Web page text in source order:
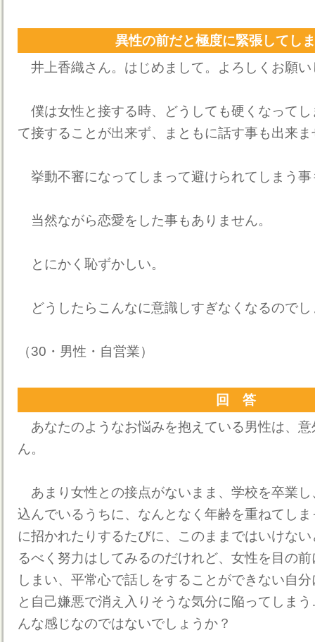
異性の前だと極度に緊張して
井上香織さん。はじめまして。よろしくお願い
僕は女性と接する時、どうしても硬くなって
て接することが出来ず、まともに話す事も出来ま
挙動不審になってしまって避けられてしまう事
当然ながら恋愛をした事もありません。
とにかく恥ずかしい。
どうしたらこんなに意識しすぎなくなるのでし
（30・男性・自営業）
回 答
あなたのようなお悩みを抱えている男性は、意
ん。
あまり女性との接点がないまま、学校を卒業
込んでいるうちに、なんとなく年齢を重ねてし
に招かれたりするたびに、このままではいけな
るべく努力はしてみるのだけれど、女性を目の
しまい、平常心で話しをすることができない自
と自己嫌悪で消え入りそうな気分に陥ってしま
んな感じなのではないでしょうか？